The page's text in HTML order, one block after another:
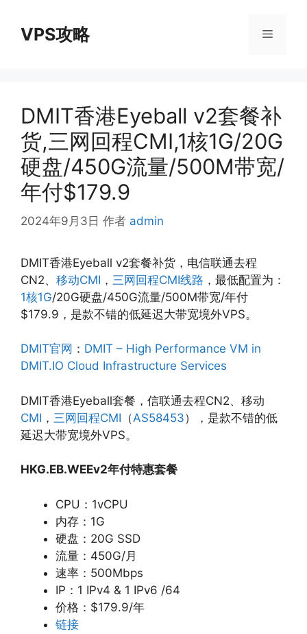
VPS攻略 菜
DMIT香港Eyeball v2套餐补
货,三网回程CMI,1核1G/20G
硬盘/450G流量/500M带宽/
年付$179.9
2024年9月3日 作者 admin
DMIT香港Eyeball v2套餐补货，电信联通去程
CN2、 移动CMI ， 三网回程CMI线路 ，最低配置为：
1核1G/20G硬盘/450G流量/500M带宽/年付
$179.9，是款不错的低延迟大带宽境外VPS。
DMIT官网 ： DMIT – High Performance VM in
DMIT.IO Cloud Infrastructure Services
DMIT香港Eyeball套餐，信联通去程CN2、移动
CMI ， 三网回程CMI （AS58453），是款不错的低
延迟大带宽境外VPS。
HKG.EB.WEEv2年付特惠套餐
CPU：1vCPU
内存：1G
硬盘：20G SSD
流量：450G/月
速率：500Mbps
IP：1 IPv4 & 1 IPv6 /64
价格：$179.9/年
链接